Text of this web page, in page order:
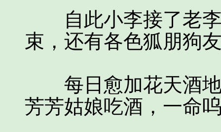
自此小李接了老李
束，还有各色狐朋狗
每日愈加花天酒地
芳芳姑娘吃酒，一命